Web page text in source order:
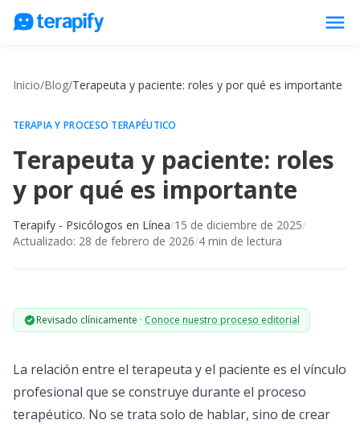
menu
Opiniones
Empresas
Preguntas frecuentes
Trabaja con nosotros
Inicio/Blog/Terapeuta y paciente: roles y por qué es importante
TERAPIA Y PROCESO TERAPÉUTICO
Terapeuta y paciente: roles
y por qué es importante
Terapify - Psicólogos en Línea/15 de diciembre de 2025/
Actualizado: 28 de febrero de 2026/4 min de lectura
Revisado clínicamente · Conoce nuestro proceso editorial
La relación entre el terapeuta y el paciente es el vínculo
profesional que se construye durante el proceso
terapéutico. No se trata solo de hablar, sino de crear